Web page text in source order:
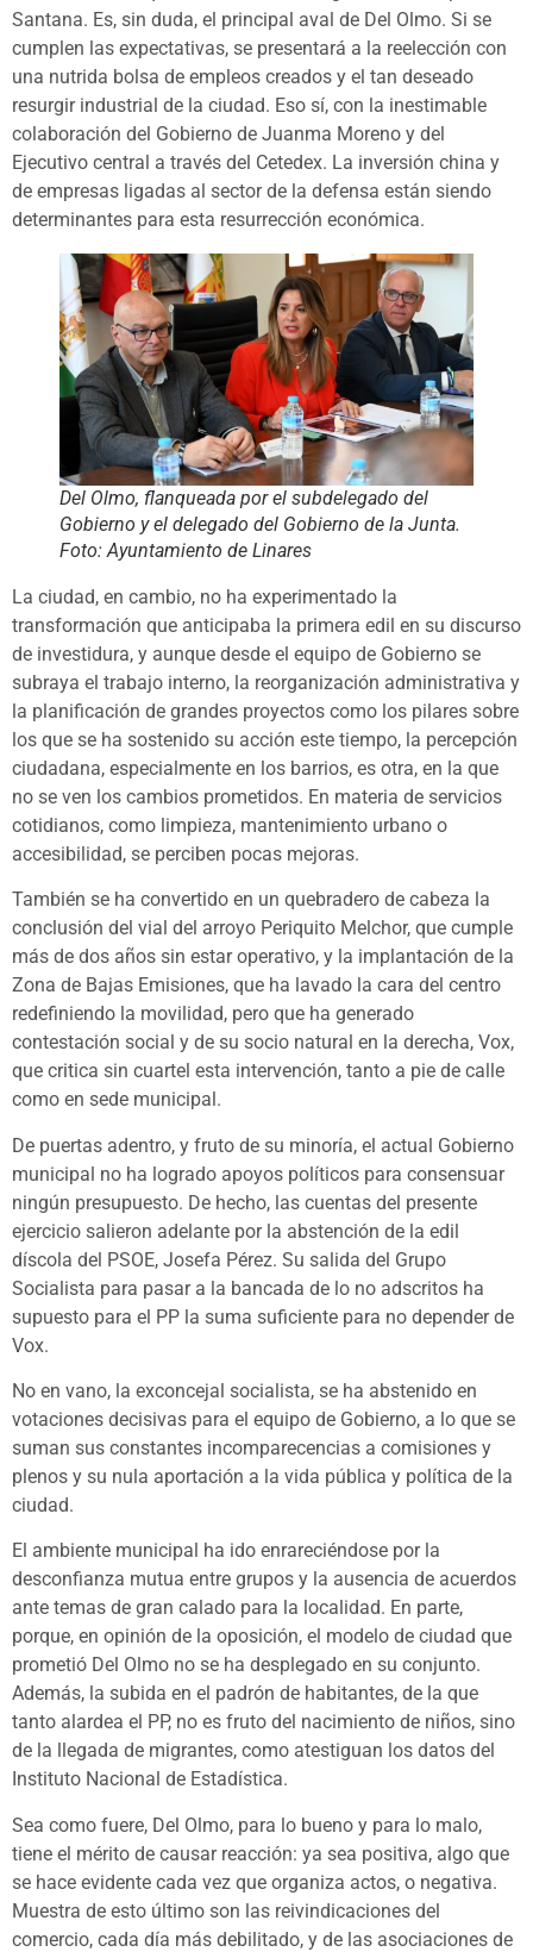
Santana. Es, sin duda, el principal aval de Del Olmo. Si se
cumplen las expectativas, se presentará a la reelección con
una nutrida bolsa de empleos creados y el tan deseado
resurgir industrial de la ciudad. Eso sí, con la inestimable
colaboración del Gobierno de Juanma Moreno y del
Ejecutivo central a través del Cetedex. La inversión china y
de empresas ligadas al sector de la defensa están siendo
determinantes para esta resurrección económica.
Del Olmo, flanqueada por el subdelegado del
Gobierno y el delegado del Gobierno de la Junta.
Foto: Ayuntamiento de Linares
La ciudad, en cambio, no ha experimentado la
transformación que anticipaba la primera edil en su discurso
de investidura, y aunque desde el equipo de Gobierno se
subraya el trabajo interno, la reorganización administrativa y
la planificación de grandes proyectos como los pilares sobre
los que se ha sostenido su acción este tiempo, la percepción
ciudadana, especialmente en los barrios, es otra, en la que
no se ven los cambios prometidos. En materia de servicios
cotidianos, como limpieza, mantenimiento urbano o
accesibilidad, se perciben pocas mejoras.
También se ha convertido en un quebradero de cabeza la
conclusión del vial del arroyo Periquito Melchor, que cumple
más de dos años sin estar operativo, y la implantación de la
Zona de Bajas Emisiones, que ha lavado la cara del centro
redefiniendo la movilidad, pero que ha generado
contestación social y de su socio natural en la derecha, Vox,
que critica sin cuartel esta intervención, tanto a pie de calle
como en sede municipal.
De puertas adentro, y fruto de su minoría, el actual Gobierno
municipal no ha logrado apoyos políticos para consensuar
ningún presupuesto. De hecho, las cuentas del presente
ejercicio salieron adelante por la abstención de la edil
díscola del PSOE, Josefa Pérez. Su salida del Grupo
Socialista para pasar a la bancada de lo no adscritos ha
supuesto para el PP la suma suficiente para no depender de
Vox.
No en vano, la exconcejal socialista, se ha abstenido en
votaciones decisivas para el equipo de Gobierno, a lo que se
suman sus constantes incomparecencias a comisiones y
plenos y su nula aportación a la vida pública y política de la
ciudad.
El ambiente municipal ha ido enrareciéndose por la
desconfianza mutua entre grupos y la ausencia de acuerdos
ante temas de gran calado para la localidad. En parte,
porque, en opinión de la oposición, el modelo de ciudad que
prometió Del Olmo no se ha desplegado en su conjunto.
Además, la subida en el padrón de habitantes, de la que
tanto alardea el PP, no es fruto del nacimiento de niños, sino
de la llegada de migrantes, como atestiguan los datos del
Instituto Nacional de Estadística.
Sea como fuere, Del Olmo, para lo bueno y para lo malo,
tiene el mérito de causar reacción: ya sea positiva, algo que
se hace evidente cada vez que organiza actos, o negativa.
Muestra de esto último son las reivindicaciones del
comercio, cada día más debilitado, y de las asociaciones de